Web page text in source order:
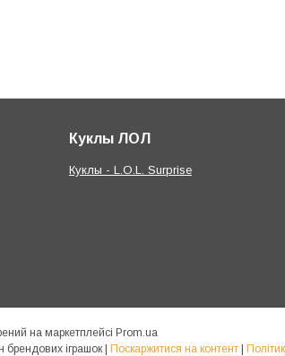
Куклы ЛОЛ
Куклы - L.O.L. Surprise
на маркетплейсі Prom.ua
Поскаржитися на контент